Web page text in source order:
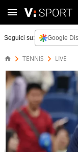
Seguici su: Google
TENNIS LIVE